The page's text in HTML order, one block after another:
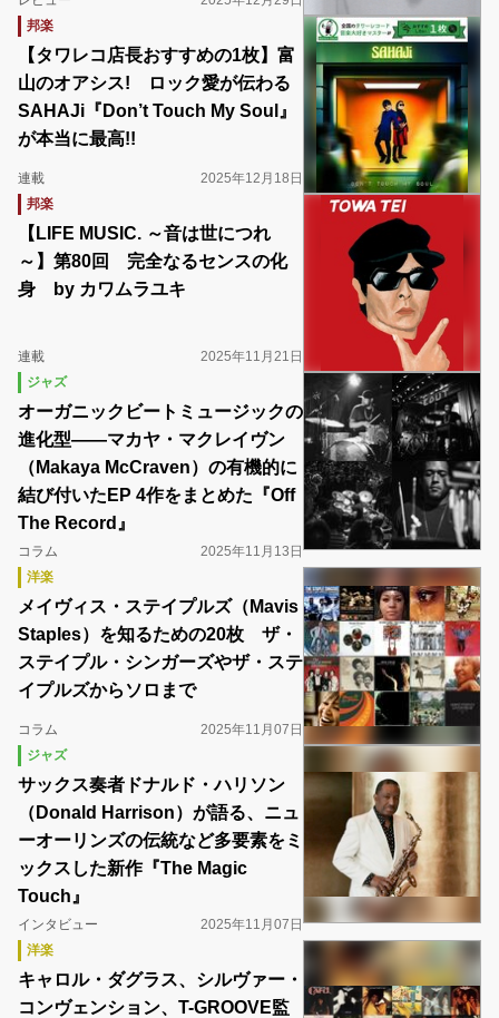
邦楽
‎【タワレコ店長おすすめの1枚】富
山のオアシス! ロック愛が伝わる
SAHAJi『Don’t Touch My Soul』
が本当に最高!!
連載
2025年12月18日
邦楽
【LIFE MUSIC. ～音は世につれ
～】第80回 完全なるセンスの化
身 by カワムラユキ
連載
2025年11月21日
ジャズ
オーガニックビートミュージックの
進化型――マカヤ・マクレイヴン
（Makaya McCraven）の有機的に
結び付いたEP 4作をまとめた『Off
The Record』
コラム
2025年11月13日
洋楽
メイヴィス・ステイプルズ（Mavis
Staples）を知るための20枚 ザ・
ステイプル・シンガーズやザ・ステ
イプルズからソロまで
コラム
2025年11月07日
ジャズ
サックス奏者ドナルド・ハリソン
（Donald Harrison）が語る、ニュ
ーオーリンズの伝統など多要素をミ
ックスした新作『The Magic
Touch』
インタビュー
2025年11月07日
洋楽
キャロル・ダグラス、シルヴァー・
コンヴェンション、T-GROOVE監